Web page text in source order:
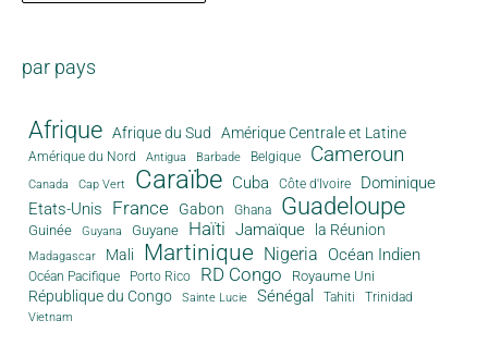
par pays
Afrique Afrique du Sud Amérique Centrale et Latine
Amérique du Nord Antigua Barbade Belgique Cameroun
Canada Cap Vert Caraïbe Cuba Côte d'Ivoire
Dominique
Etats-Unis
France Gabon Ghana Guadeloupe
Guinée Guyana Guyane Haïti Jamaïque la Réunion
Madagascar Mali Martinique Nigeria Océan Indien
Océan Pacifique Porto Rico RD Congo Royaume Uni
République du Congo Sainte Lucie Sénégal Tahiti Trinidad
Vietnam